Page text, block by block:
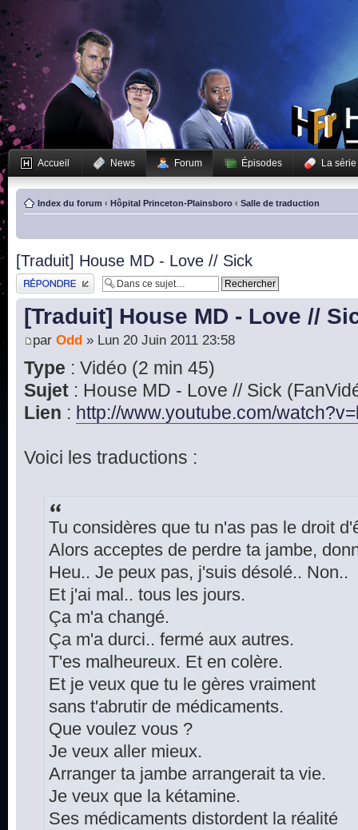
Accueil News Forum Épisodes La série
Index du forum ‹ Hôpital Princeton-Plainsboro ‹ Salle de traduction
[Traduit] House MD - Love // Sick
Publier une réponse
[Traduit] House MD - Love //
par Odd » Lun 20 Juin 2011 23:58
Type : Vidéo (2 min 45)
Sujet : House MD - Love // Sick
Lien : http://www.youtube.com/
Voici les traductions :
Tu considères que tu n'as pas le droit
Alors acceptes de perdre ta jambe,
Heu.. Je peux pas, j'suis désolé.. Non..
Et j'ai mal.. tous les jours.
Ça m'a changé.
Ça m'a durci.. fermé aux autres.
T'es malheureux. Et en colère.
Et je veux que tu le gères vraiment
sans t'abrutir de médicaments.
Que voulez vous ?
Je veux aller mieux.
Arranger ta jambe arrangerait ta vie.
Je veux que la kétamine.
Ses médicaments distordent la réalité